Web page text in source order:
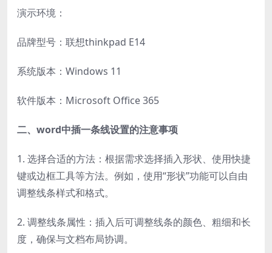
演示环境：
品牌型号：联想thinkpad E14
系统版本：Windows 11
软件版本：Microsoft Office 365
二、word中插一条线设置的注意事项
1. 选择合适的方法：根据需求选择插入形状、使用快捷
键或边框工具等方法。例如，使用“形状”功能可以自由
调整线条样式和格式。
2. 调整线条属性：插入后可调整线条的颜色、粗细和长
度，确保与文档布局协调。